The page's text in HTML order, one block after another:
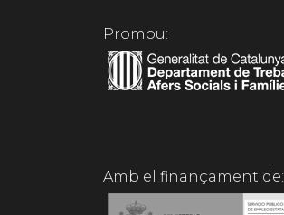
Promou:
Amb el finançament de: